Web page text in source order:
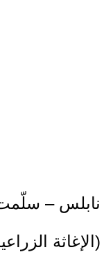
نابلس – سلّمت
(الإغاثة